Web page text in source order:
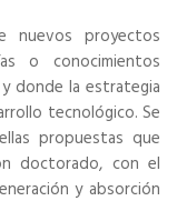
nuevos proyectos
o conocimientos
donde la estrategia
tecnológico. Se
propuestas que
doctorado, con el
y absorción